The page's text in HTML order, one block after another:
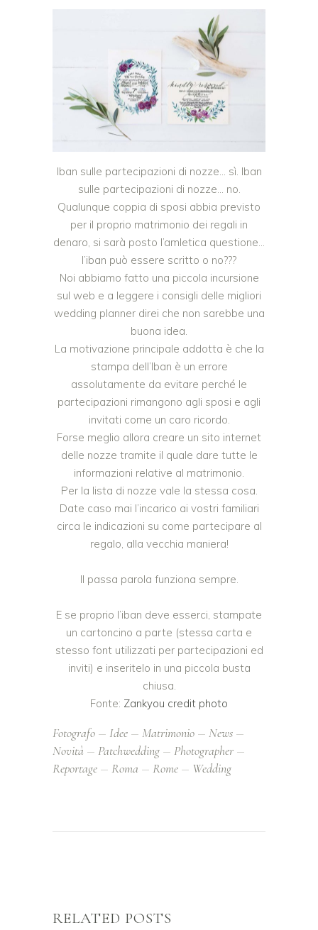
Iban sulle partecipazioni di nozze… sì. Iban
sulle partecipazioni di nozze… no.
Qualunque coppia di sposi abbia previsto
per il proprio matrimonio dei regali in
denaro, si sarà posto l’amletica questione…
l’iban può essere scritto o no???
Noi abbiamo fatto una piccola incursione
sul web e a leggere i consigli delle migliori
wedding planner direi che non sarebbe una
buona idea.
La motivazione principale addotta è che la
stampa dell’Iban è un errore
assolutamente da evitare perché le
partecipazioni rimangono agli sposi e agli
invitati come un caro ricordo.
Forse meglio allora creare un sito internet
delle nozze tramite il quale dare tutte le
informazioni relative al matrimonio.
Per la lista di nozze vale la stessa cosa.
Date caso mai l’incarico ai vostri familiari
circa le indicazioni su come partecipare al
regalo, alla vecchia maniera!
Il passa parola funziona sempre.
E se proprio l’iban deve esserci, stampate
un cartoncino a parte (stessa carta e
stesso font utilizzati per partecipazioni ed
inviti) e inseritelo in una piccola busta
chiusa.
Fonte: Zankyou credit photo
Fotografo Idee Matrimonio
News
Novità
Patchwedding
Photographer
Reportage
Roma Rome Wedding
RELATED POSTS